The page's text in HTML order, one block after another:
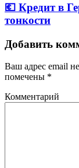
💶 Кредит в
тонкости
Добавить
Ваш адрес email
помечены *
Комментарий